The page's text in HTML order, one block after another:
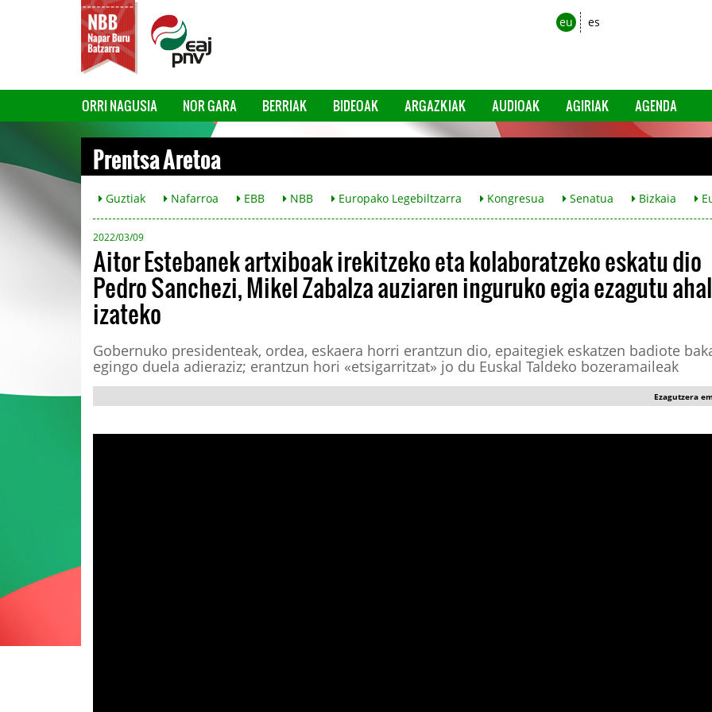
eu es
ORRI NAGUSIA NOR GARA BERRIAK BIDEOAK ARGAZKIAK AUDIOAK AGIRIAK AGENDA
Prentsa Aretoa
Guztiak Nafarroa EBB NBB Europako Legebiltzarra Kongresua Senatua Bizkaia
2022/03/09
Aitor Estebanek artxiboak irekitzeko eta kolaboratzeko eskatu dio
Pedro Sanchezi, Mikel Zabalza auziaren inguruko egia ezagutu ahal
izateko
Gobernuko presidenteak, ordea, eskaera horri erantzun dio, epaitegiek eskatzen badiote
egingo duela adieraziz; erantzun hori «etsigarritzat» jo du Euskal Taldeko bozeramaileak
Ezagutzera